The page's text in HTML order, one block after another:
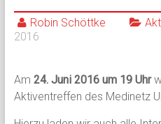
Robin Schöttke
2016
Am 24. Juni 2016 um 19 Uhr
Aktiventreffen des Medinetz